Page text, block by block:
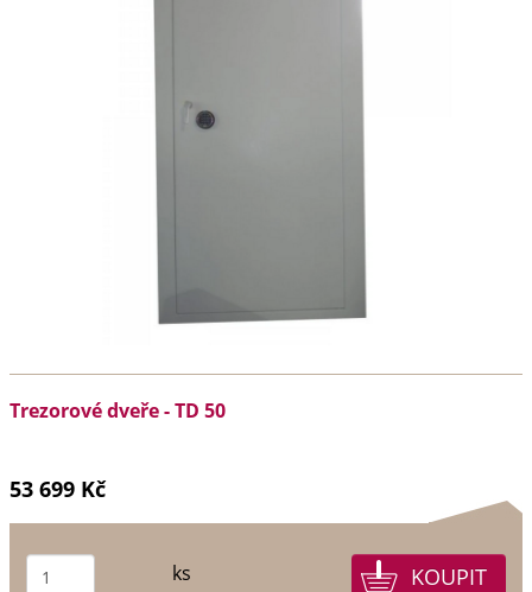
Trezorové dveře - TD 50
53 699 Kč
ks